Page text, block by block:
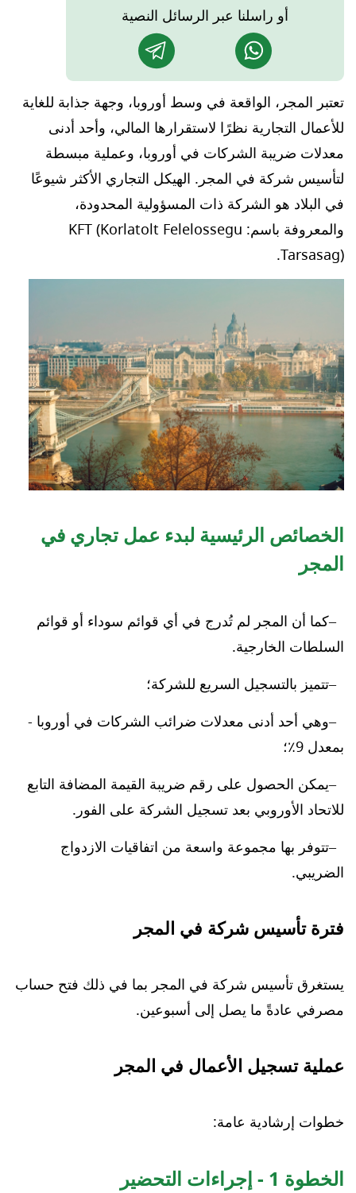
أو راسلنا عبر الرسائل النصية
تعتبر المجر، الواقعة في وسط أوروبا، وجهة جذابة للغاية
للأعمال التجارية نظرًا لاستقرارها المالي، وأحد أدنى
معدلات ضريبة الشركات في أوروبا، وعملية مبسطة
لتأسيس شركة في المجر. الهيكل التجاري الأكثر شيوعًا
في البلاد هو الشركة ذات المسؤولية المحدودة،
والمعروفة باسم: KFT (Korlatolt Felelossegu
Tarsasag).
الخصائص الرئيسية لبدء عمل تجاري في
المجر
كما أن المجر لم تُدرج في أي قوائم سوداء أو قوائم
السلطات الخارجية.
تتميز بالتسجيل السريع للشركة؛
وهي أحد أدنى معدلات ضرائب الشركات في أوروبا -
بمعدل 9٪؛
يمكن الحصول على رقم ضريبة القيمة المضافة التابع
للاتحاد الأوروبي بعد تسجيل الشركة على الفور.
تتوفر بها مجموعة واسعة من اتفاقيات الازدواج
الضريبي.
فترة تأسيس شركة في المجر
يستغرق تأسيس شركة في المجر بما في ذلك فتح حساب
مصرفي عادةً ما يصل إلى أسبوعين.
عملية تسجيل الأعمال في المجر
خطوات إرشادية عامة:
الخطوة 1 - إجراءات التحضير